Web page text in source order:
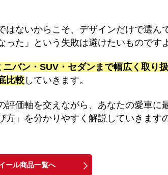
はないからこそ、デザインだけで選ん
た」という失敗は避けたいものです
バン・SUV・セダンまで幅広く取り
比較していきます。
評価軸を交えながら、あなたの愛車に
」を分かりやすく解説していきます
ール商品一覧へ